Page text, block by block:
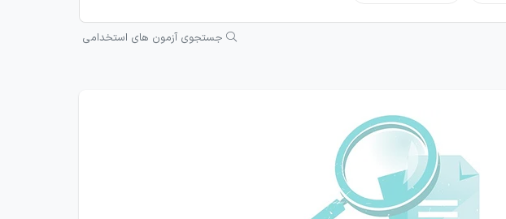
جستجوی آزمون های استخدامی